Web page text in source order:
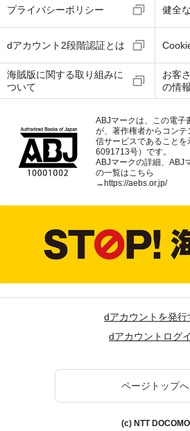
プライバシーポリシー 健全
dアカウント2段階認証とは
海賊版に関する取り組みに
ついて
お客
の情
ABJマークは、この電子
が、著作権者からコン
信サービスであること
6091713号）です。
ABJマークの詳細、ABJ
の一覧はこちら
→https://aebs.or.jp/
dアカウントを発行
dアカウントログ
ページトップへ
(c) NTT DOCOMO